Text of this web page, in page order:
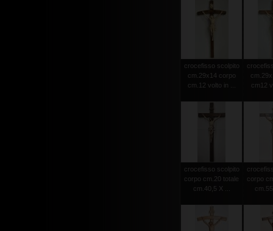
crocefisso scolpito
cm.29x14 corpo
cm.12 volto in ...
cm12
crocefisso scolpito
corpo cm.20 totale
cm.40,5 X ...
corpo